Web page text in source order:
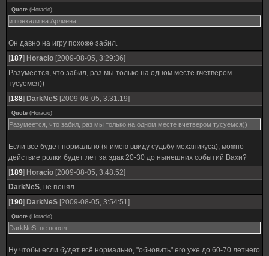
Quote (Horacio)
и поехали на Арлиена.
Он давно на игру похоже забил.
[187] Horacio [2009-08-05, 3:29:36]
Разумеется, что забил, раз мы только на одном месте вчетвером
тусуемся))
[188] DarkNeS [2009-08-05, 3:31:19]
Quote (Horacio)
Разумеется, что забил, раз мы только на одном месте вчетвером тусуемся))
Если всё будет нормально (я имею ввиду судьбу механикуса), можно
действие ролки будет лет за эдак 20-30 до нынешних событий Вахи?
[189] Horacio [2009-08-05, 3:48:52]
DarkNeS, не понял.
[190] DarkNeS [2009-08-05, 3:54:51]
Quote (Horacio)
DarkNeS, не понял.
Ну чтобы если будет всё нормально, "обновить" его уже до 60-70 летнего